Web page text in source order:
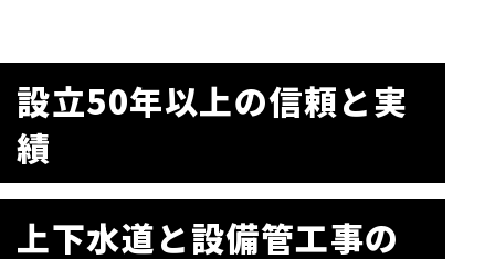
設立50年以上の信頼と実
績
上下水道と設備管工事の